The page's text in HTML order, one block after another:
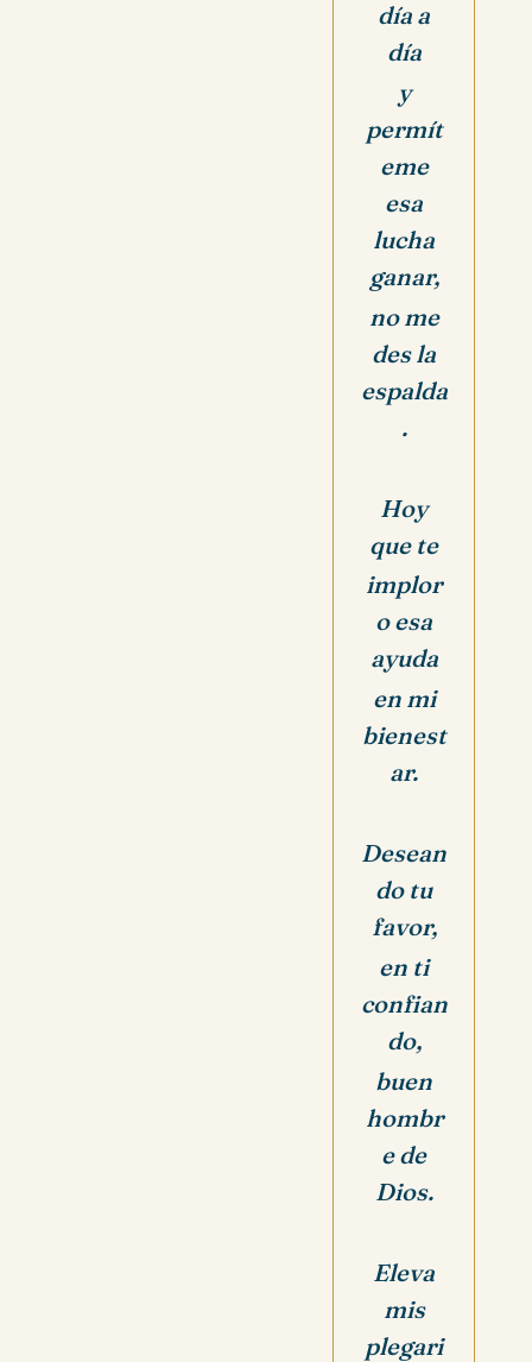
día a
día
y
permít
eme
esa
lucha
ganar,
no me
des la
espalda
.
Hoy
que te
implor
o esa
ayuda
en mi
bienest
ar.
Desean
do tu
favor,
en ti
confian
do,
buen
hombr
e de
Dios.
Eleva
mis
plegari